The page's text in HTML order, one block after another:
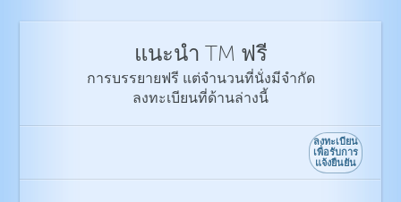
แนะนำ TM ฟรี
การบรรยายฟรี แต่จำนวนที่นั่งมีจำกัด
ลงทะเบียนที่ด้านล่างนี้
ลงทะเบียน
เพื่อรับการ
แจ้งยืนยัน